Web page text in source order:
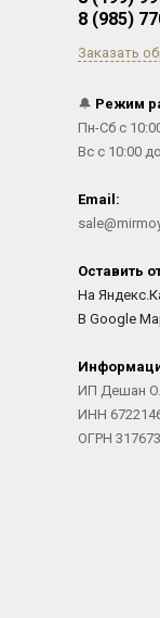
8 (985)
Заказать
🔔 Режим
Пн-Сб с
Вс с 10:00
Email:
Оставить
На
В Google
ИП Дешан
ИНН
ОГРН